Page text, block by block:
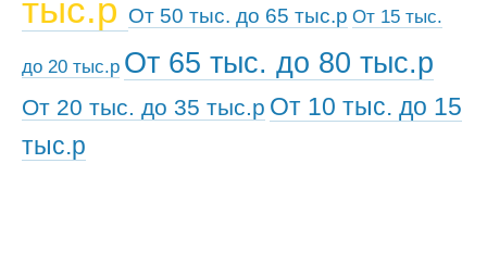
тыс.р От 50 тыс. до 65 тыс.р От 15 тыс.
до 20 тыс.р От 65 тыс. до 80 тыс.р
От 20 тыс. до 35 тыс.р От 10 тыс. до 15
тыс.р